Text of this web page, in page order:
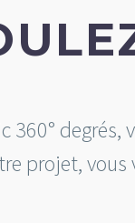
360°
projet, vous